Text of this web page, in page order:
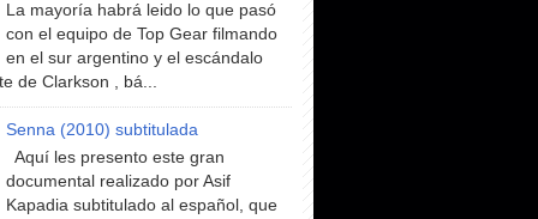
La mayoría habrá leido lo que pasó
con el equipo de Top Gear filmando
en el sur argentino y el escándalo
de Clarkson , bá...
Senna (2010) subtitulada
Aquí les presento este gran
documental realizado por Asif
Kapadia subtitulado al español, que